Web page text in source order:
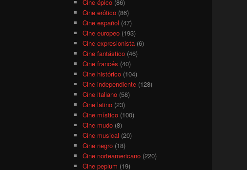
Cine épico(86)
Cine erótico(86)
Cine español (47)
Cine europeo(193)
Cine expresionista(6)
Cine fantástico(46)
Cine francés (40)
Cine histórico(104)
Cine independiente(128)
Cine italiano(58)
Cine latino(23)
Cine místico(100)
Cine mudo(8)
Cine musical (20)
Cine negro(18)
Cine norteamericano(220)
Cine peplum (19)